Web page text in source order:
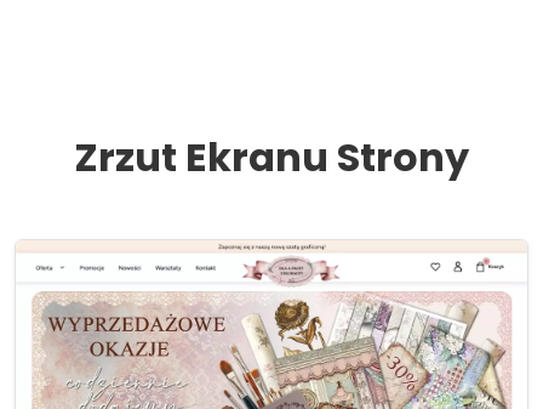
Zrzut Ekranu Strony